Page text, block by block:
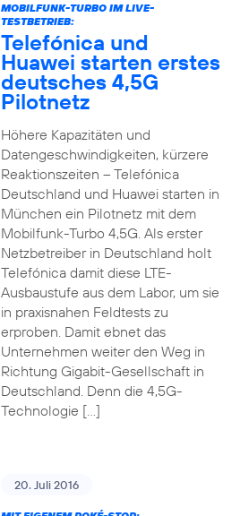
MOBILFUNK-TURBO IM LIVE-
TESTBETRIEB:
Telefónica und
Huawei starten erstes
deutsches 4,5G
Pilotnetz
Höhere Kapazitäten und
Datengeschwindigkeiten, kürzere
Reaktionszeiten – Telefónica
Deutschland und Huawei starten in
München ein Pilotnetz mit dem
Mobilfunk-Turbo 4,5G. Als erster
Netzbetreiber in Deutschland holt
Telefónica damit diese LTE-
Ausbaustufe aus dem Labor, um sie
in praxisnahen Feldtests zu
erproben. Damit ebnet das
Unternehmen weiter den Weg in
Richtung Gigabit-Gesellschaft in
Deutschland. Denn die 4,5G-
Technologie […]
20. Juli 2016